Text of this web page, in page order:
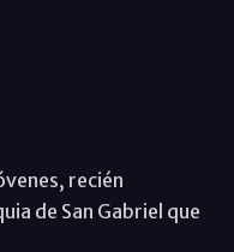
recién
de San Gabriel que